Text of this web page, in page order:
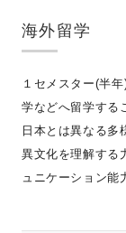
海外留学
１セメスター(半
学などへ留学する
日本とは異なる多
異文化を理解する
ュニケーション能